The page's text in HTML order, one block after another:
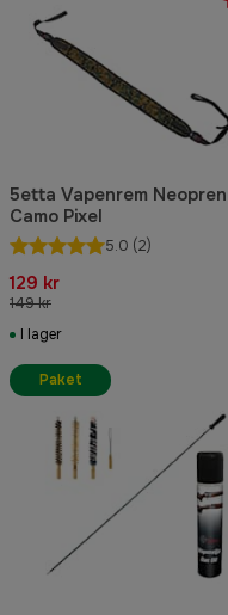
5etta Vapenrem Neopren
Camo Pixel
5.0 (2)
129 kr
149 kr
I lager
Paket